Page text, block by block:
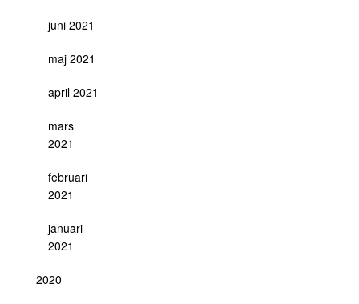
juni 2021
maj 2021
april 2021
mars
2021
februari
2021
januari
2021
2020